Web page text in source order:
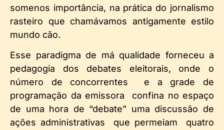
somenos importância, na prática do jornalismo
rasteiro que chamávamos antigamente estilo
mundo cão.
Esse paradigma de má qualidade forneceu a
pedagogia dos debates eleitorais, onde o
número de concorrentes e a grade de
programação da emissora confina no espaço
de uma hora de “debate” uma discussão de
ações administrativas que permeiam quatro